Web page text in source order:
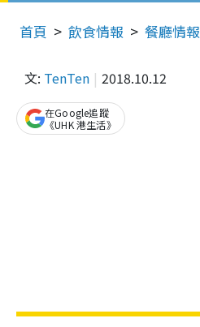
首頁 飲食情報 餐廳情報
文: TenTen 2018.10.12
在Google追蹤
《UHK 港生活》